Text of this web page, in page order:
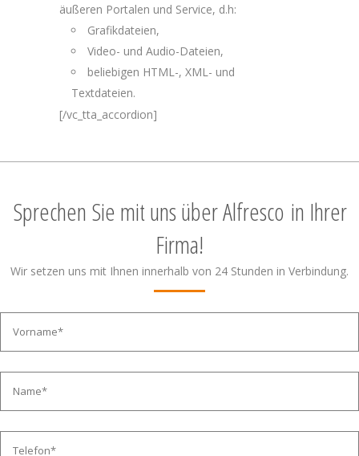
äußeren Portalen und Service, d.h:
Grafikdateien,
Video- und Audio-Dateien,
beliebigen HTML-, XML- und
Textdateien.
[/vc_tta_accordion]
Sprechen Sie mit uns über Alfresco in Ihrer
Firma!
Wir setzen uns mit Ihnen innerhalb von 24 Stunden in Verbindung.